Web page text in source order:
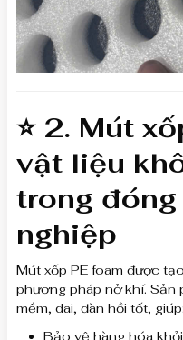
⭐ 2. Mút
vật liệu
trong
nghiệp
Mút xốp PE foam được
phương pháp nở khí.
mềm, dai, đàn hồi tốt, giúp:
Bảo vệ hàng hóa